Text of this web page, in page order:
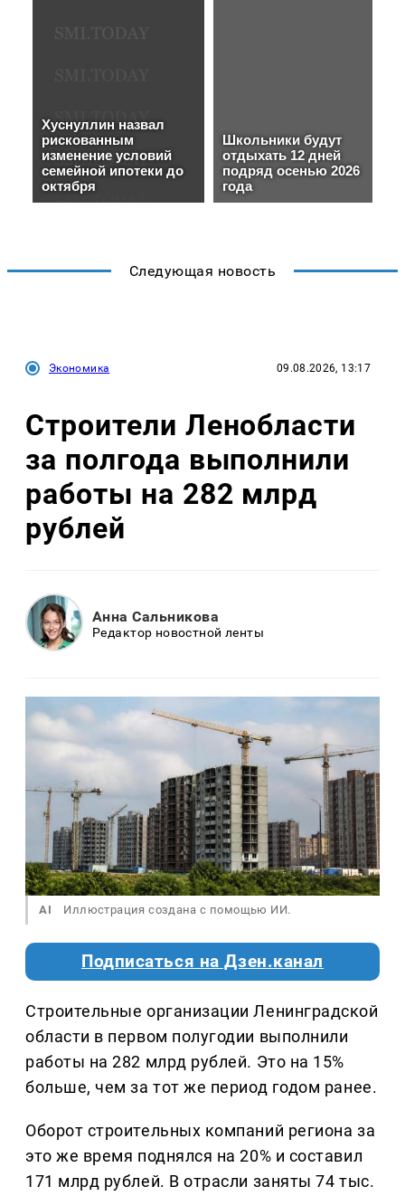
Следующая новость
Экономика 09.08.2026, 13:17
Строители Ленобласти
за полгода выполнили
работы на 282 млрд
рублей
Анна Сальникова
Редактор новостной ленты
AI Иллюстрация создана с помощью ИИ.
Подписаться на Дзен.канал
Строительные организации Ленинградской
области в первом полугодии выполнили
работы на 282 млрд рублей. Это на 15%
больше, чем за тот же период годом ранее.
Оборот строительных компаний региона за
это же время поднялся на 20% и составил
171 млрд рублей. В отрасли заняты 74 тыс.